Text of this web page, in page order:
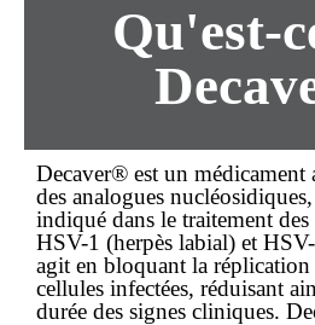
Qu'est-
Decaver® est un médicament
des analogues
indiqué dans le traitement
HSV-1 (herpès labial) et
agit en bloquant la réplication
cellules infectées, réduisant
durée des signes cliniques.